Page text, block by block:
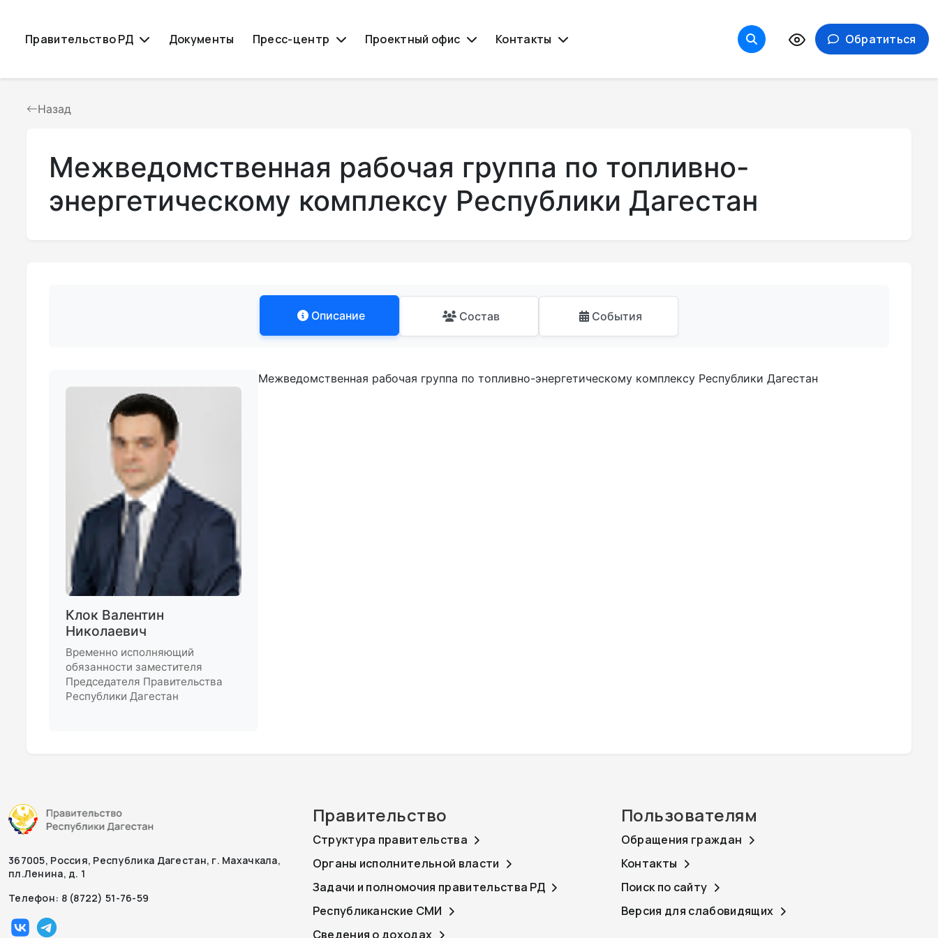
Правительство РД Документы Пресс-центр Проектный офис Контакты Обратиться
Назад
Межведомственная рабочая группа по топливно-
энергетическому комплексу Республики Дагестан
Описание Состав События
Клок Валентин
Николаевич
Временно исполняющий
обязанности заместителя
Председателя Правительства
Республики Дагестан
Межведомственная рабочая группа по топливно-энергетическому комплексу Республики Дагестан
367005, Россия, Республика Дагестан, г. Махачкала,
пл.Ленина, д. 1
Телефон: 8 (8722) 51-76-59
Правительство
Структура правительства
Органы исполнительной власти
Задачи и полномочия правительства РД
Республиканские СМИ
Сведения о доходах
Пользователям
Обращения граждан
Контакты
Поиск по сайту
Версия для слабовидящих